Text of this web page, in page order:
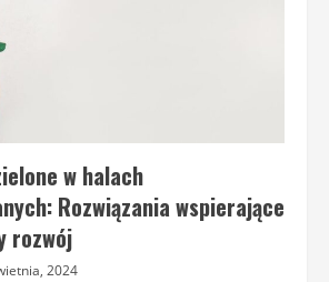
w halach
Rozwiązania wspierające
rozwój
2024